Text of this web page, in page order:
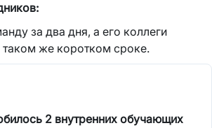
за два дня, а его коллеги
таком же коротком сроке.
2 внутренних обучающих